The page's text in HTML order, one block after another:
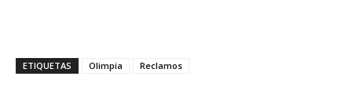
ETIQUETAS Olimpia Reclamos